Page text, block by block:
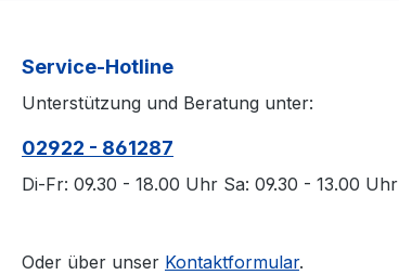
Service-Hotline
Unterstützung und Beratung unter:
02922 - 861287
Di-Fr: 09.30 - 18.00 Uhr Sa: 09.30 - 13.00 Uhr
Oder über unser Kontaktformular.